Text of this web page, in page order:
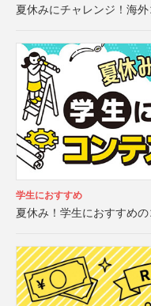
夏休みにチャレンジ！海
学生におすすめ
夏休み！学生におすすめ